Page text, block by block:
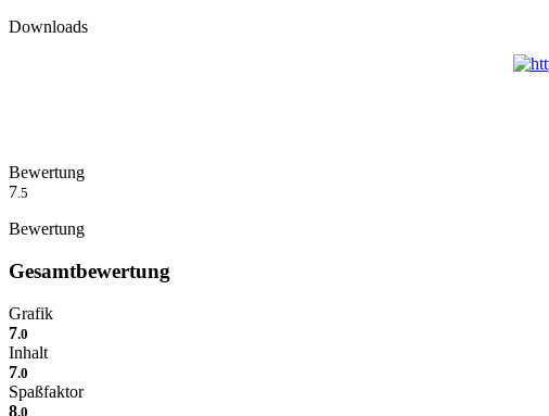
Downloads
Bewertung
7.5
Bewertung
Gesamtbewertung
Grafik
7.0
Inhalt
7.0
Spaßfaktor
8.0